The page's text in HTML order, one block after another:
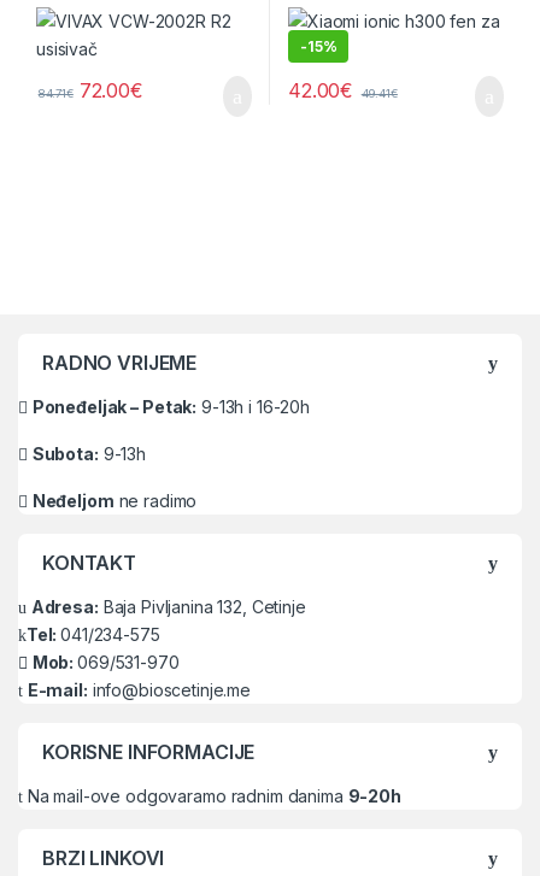
84.71€ 72.00€
-15%
42.00€ 49.41€
RADNO VRIJEME
Poneđeljak – Petak: 9-13h i 16-20h
Subota: 9-13h
Neđeljom ne radimo
KONTAKT
Adresa: Baja Pivljanina 132, Cetinje
Tel:041/234-575
Mob:069/531-970
E-mail: info@bioscetinje.me
KORISNE INFORMACIJE
Na mail-ove odgovaramo radnim danima 9-20h
BRZI LINKOVI